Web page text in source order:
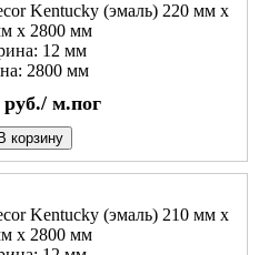
Kentucky (эмаль) 220 мм х
х 2800 мм
12 мм
2800 мм
руб./ м.пог
В корзину
Kentucky (эмаль) 210 мм х
х 2800 мм